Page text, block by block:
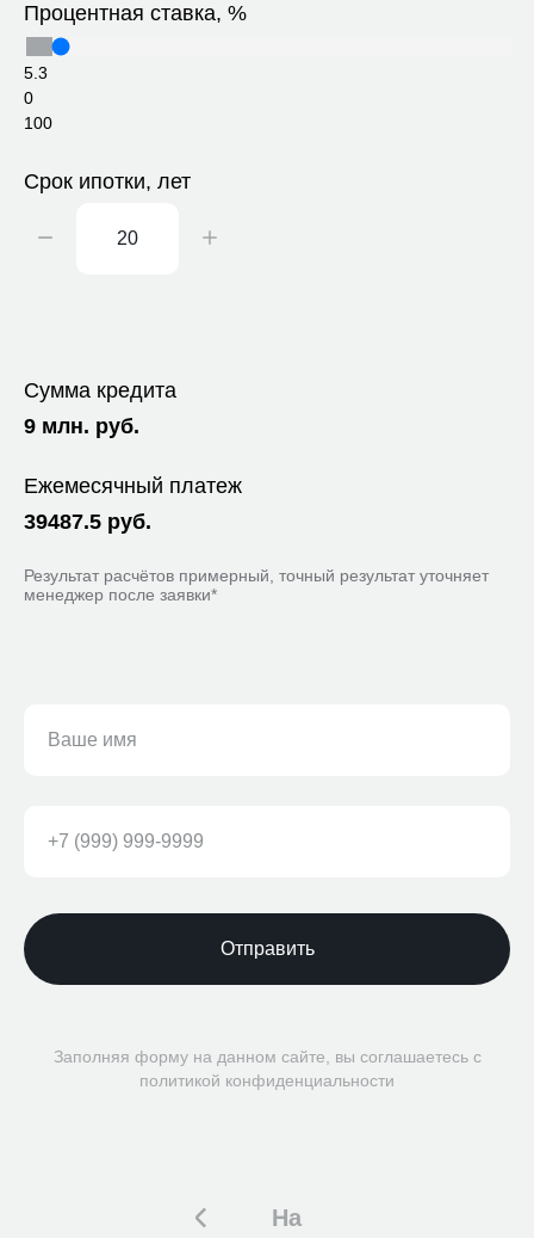
Процентная ставка, %
5.3
0
100
Срок ипотки, лет
Сумма кредита
9 млн. руб.
Ежемесячный платеж
39487.5 руб.
Результат расчётов примерный, точный результат уточняет
менеджер после заявки*
Отправить
Заполняя форму на данном сайте, вы соглашаетесь с
политикой конфиденциальности
На